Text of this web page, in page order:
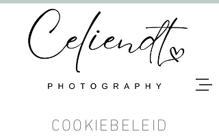
COOKIEBELEID